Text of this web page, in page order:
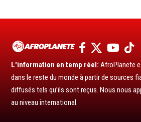
L'information en temp réel: AfroPlanete
dans le reste du monde à partir de sources
diffusés tels qu’ils sont reçus. Nous nous
au niveau international.